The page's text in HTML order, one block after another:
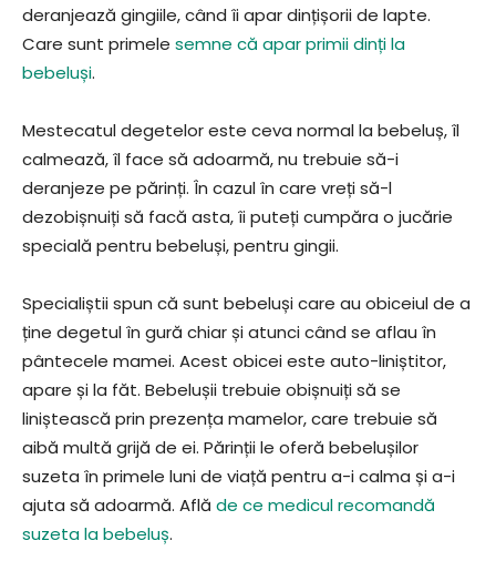
deranjează gingiile, când îi apar dințișorii de lapte.
Care sunt primele semne că apar primii dinți la
bebeluși.
Mestecatul degetelor este ceva normal la bebeluș, îl
calmează, îl face să adoarmă, nu trebuie să-i
deranjeze pe părinți. În cazul în care vreți să-l
dezobișnuiți să facă asta, îi puteți cumpăra o jucărie
specială pentru bebeluși, pentru gingii.
Specialiștii spun că sunt bebeluși care au obiceiul de a
ține degetul în gură chiar și atunci când se aflau în
pântecele mamei. Acest obicei este auto-liniștitor,
apare și la făt. Bebelușii trebuie obișnuiți să se
liniștească prin prezența mamelor, care trebuie să
aibă multă grijă de ei. Părinții le oferă bebelușilor
suzeta în primele luni de viață pentru a-i calma și a-i
ajuta să adoarmă. Află de ce medicul recomandă
suzeta la bebeluș.